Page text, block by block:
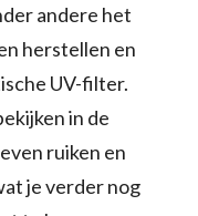
andere het
herstellen en
UV-filter.
in de
ruiken en
je verder nog